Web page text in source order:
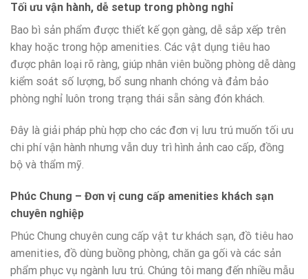
Tối ưu vận hành, dễ setup trong phòng nghỉ
Bao bì sản phẩm được thiết kế gọn gàng, dễ sắp xếp trên
khay hoặc trong hộp amenities. Các vật dụng tiêu hao
được phân loại rõ ràng, giúp nhân viên buồng phòng dễ dàng
kiểm soát số lượng, bổ sung nhanh chóng và đảm bảo
phòng nghỉ luôn trong trạng thái sẵn sàng đón khách.
Đây là giải pháp phù hợp cho các đơn vị lưu trú muốn tối ưu
chi phí vận hành nhưng vẫn duy trì hình ảnh cao cấp, đồng
bộ và thẩm mỹ.
Phúc Chung – Đơn vị cung cấp amenities khách sạn
chuyên nghiệp
Phúc Chung chuyên cung cấp vật tư khách sạn, đồ tiêu hao
amenities, đồ dùng buồng phòng, chăn ga gối và các sản
phẩm phục vụ ngành lưu trú. Chúng tôi mang đến nhiều mẫu